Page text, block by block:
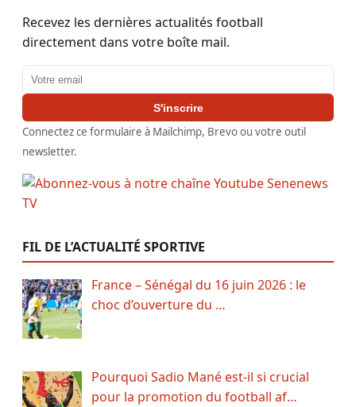
Recevez les dernières actualités football
directement dans votre boîte mail.
Adresse email
S'inscrire
Connectez ce formulaire à Mailchimp, Brevo ou votre outil
newsletter.
FIL DE L’ACTUALITÉ SPORTIVE
France – Sénégal du 16 juin 2026 : le
choc d’ouverture du …
Pourquoi Sadio Mané est-il si crucial
pour la promotion du football af…